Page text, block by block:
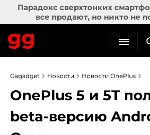
Парадокс сверхтонких
все продают, но никто не
Gagadget Новости Новости OnePlus
OnePlus 5 и 5T
beta-версию